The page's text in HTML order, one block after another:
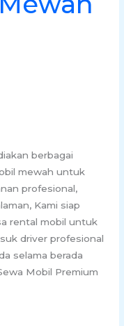
berbagai
mewah untuk
profesional,
Kami siap
rental mobil untuk
driver profesional
selama berada
Mobil Premium